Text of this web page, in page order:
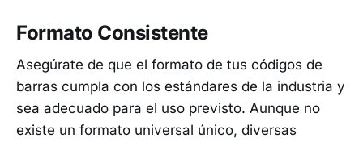
Formato Consistente
Asegúrate de que el formato de tus códigos de
barras cumpla con los estándares de la industria y
sea adecuado para el uso previsto. Aunque no
existe un formato universal único, diversas